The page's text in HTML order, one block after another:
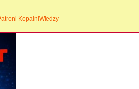
KopalniWiedzy